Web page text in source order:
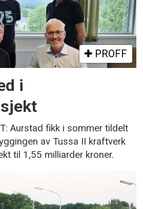
PROFF
i
Aurstad fikk i sommer tildelt
av Tussa II kraftverk
til 1,55 milliarder kroner.